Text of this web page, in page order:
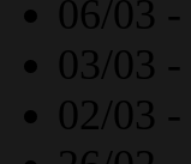
06/03 -
03/03 -
02/03 -